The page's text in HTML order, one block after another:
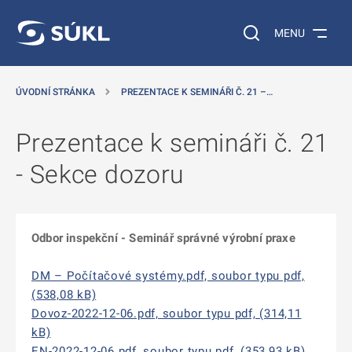
Vyhledávání na
MENU
ÚVODNÍ STRÁNKA PREZENTACE K SEMINÁŘI Č. 21 –…
Prezentace k semináři č. 21
- Sekce dozoru
Odbor inspekční - Seminář správné výrobní praxe
DM – Počítačové systémy.pdf, soubor typu pdf,
(538,08 kB)
Dovoz-2022-12-06.pdf, soubor typu pdf, (314,11
kB)